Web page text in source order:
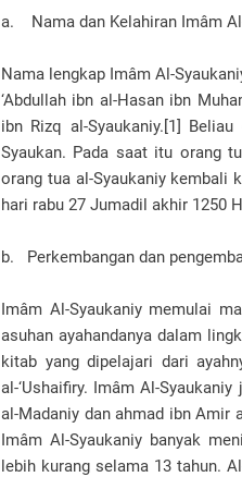
a. Nama dan Kelahiran Imâm
Nama lengkap Imâm Al-
‘Abdullah ibn al-Hasan ibn
ibn Rizq al-Syaukaniy.[1]
Syaukan. Pada saat itu orang
orang tua al-Syaukaniy kembali
hari rabu 27 Jumadil akhir 1250
b. Perkembangan dan
Imâm Al-Syaukaniy memulai
asuhan ayahandanya dalam
kitab yang dipelajari dari
al-‘Ushaifiry. Imâm Al-
al-Madaniy dan ahmad ibn Amir
Imâm Al-Syaukaniy banyak
lebih kurang selama 13 tahun.